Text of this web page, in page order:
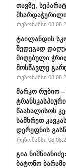
თავზე,
რეზონანსი
ტაილანდის
შედეგად
მიღებული
მოსწავლე
რეზონანსი
მარკო რუბიო
წაახალისოს
სამხრეთ
დერეფნის
რეზონანსი
გია
ბატონო